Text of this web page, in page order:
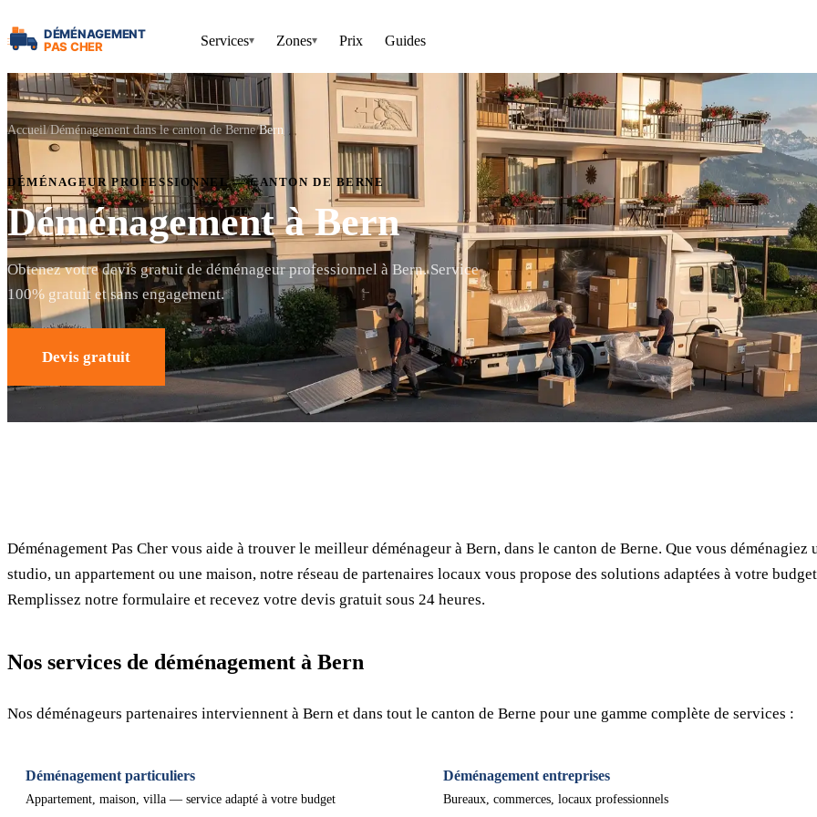
Services▾ Zones▾ Prix Guides
Accueil Déménagement dans le canton de Berne Bern
DÉMÉNAGEUR PROFESSIONNEL — CANTON DE BERNE
Déménagement à Bern
Obtenez votre devis gratuit de déménageur professionnel à Bern. Service
100% gratuit et sans engagement.
Devis gratuit
Déménagement Pas Cher vous aide à trouver le meilleur déménageur à Bern, dans le canton de Berne. Que vous déménagiez
studio, un appartement ou une maison, notre réseau de partenaires locaux vous propose des solutions adaptées à votre
Remplissez notre formulaire et recevez votre devis gratuit sous 24 heures.
Nos services de déménagement à Bern
Nos déménageurs partenaires interviennent à Bern et dans tout le canton de Berne pour une gamme complète de services :
Déménagement particuliers
Appartement, maison, villa — service adapté à votre budget
Déménagement entreprises
Bureaux, commerces, locaux professionnels